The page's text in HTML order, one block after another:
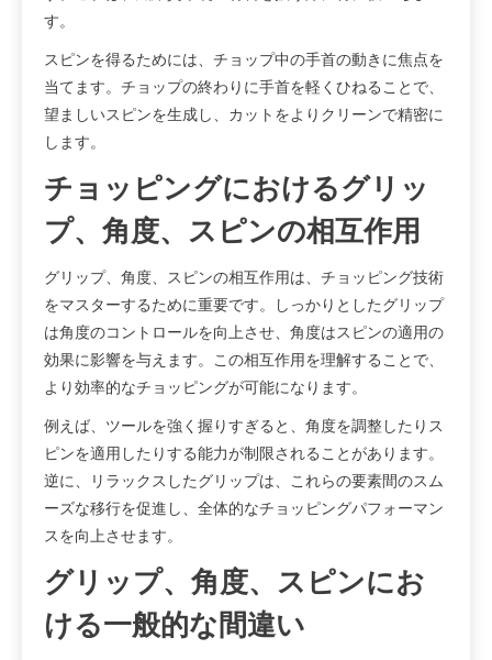
す。
スピンを得るためには、チョップ中の手首の動きに焦点を
当てます。チョップの終わりに手首を軽くひねることで、
望ましいスピンを生成し、カットをよりクリーンで精密に
します。
チョッピングにおけるグリッ
プ、角度、スピンの相互作用
グリップ、角度、スピンの相互作用は、チョッピング技術
をマスターするために重要です。しっかりとしたグリップ
は角度のコントロールを向上させ、角度はスピンの適用の
効果に影響を与えます。この相互作用を理解することで、
より効率的なチョッピングが可能になります。
例えば、ツールを強く握りすぎると、角度を調整したりス
ピンを適用したりする能力が制限されることがあります。
逆に、リラックスしたグリップは、これらの要素間のスム
ーズな移行を促進し、全体的なチョッピングパフォーマン
スを向上させます。
グリップ、角度、スピンにお
ける一般的な間違い